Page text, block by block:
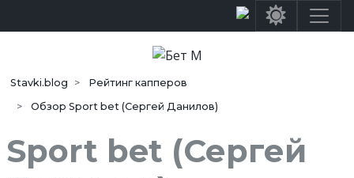
Stavki.blog
Рейтинг капперов
Обзор Sport bet (Сергей Данилов)
Sport bet (Сергей